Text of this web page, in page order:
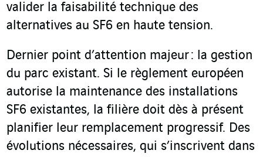
valider la faisabilité technique des
alternatives au SF6 en haute tension.
Dernier point d’attention majeur : la gestion
du parc existant. Si le règlement européen
autorise la maintenance des installations
SF6 existantes, la filière doit dès à présent
planifier leur remplacement progressif. Des
évolutions nécessaires, qui s’inscrivent dans